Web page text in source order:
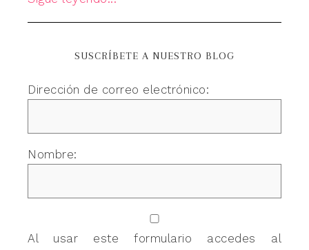
SUSCRÍBETE A NUESTRO BLOG
Dirección de correo electrónico:
Nombre:
Al usar este formulario accedes al